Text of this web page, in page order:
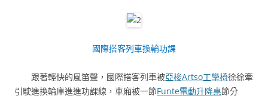
國際搭客列車換輪功課
跟著輕快的風笛聲，國際搭客列車被亞梭Artso工學椅徐徐牽
引駛進換輪庫進進功課線，車廂被一節Funte電動升降桌節分